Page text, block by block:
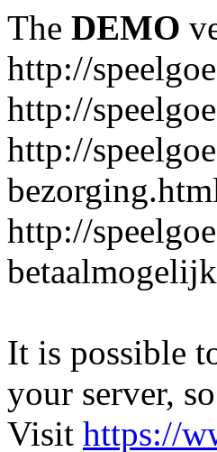
The DEMO
http://
http://
http://
http://
It is possible
your server,
Visit https://